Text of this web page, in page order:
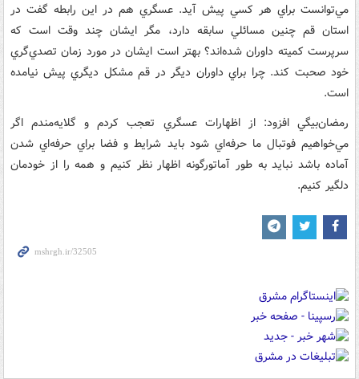
مي‌توانست براي هر کسي پيش آيد. عسگري هم در اين رابطه گفت در
استان قم چنين مسائلي سابقه دارد، مگر ايشان چند وقت است که
سرپرست کميته داوران شده‌اند؟ بهتر است ايشان در مورد زمان تصدي‌گري
خود صحبت کند. چرا براي داوران ديگر در قم مشکل ديگري پيش نيامده
است.
رمضان‌بيگي افزود: از اظهارات عسگري تعجب کردم و گلايه‌مندم اگر
مي‌خواهيم فوتبال ما حرفه‌اي شود بايد شرايط و فضا براي حرفه‌اي شدن
آماده باشد نبايد به طور آماتورگونه‌ اظهار نظر کنيم و همه را از خودمان
دلگير کنيم.